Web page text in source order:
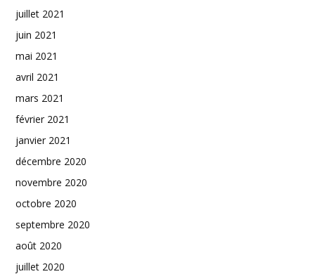
juillet 2021
juin 2021
mai 2021
avril 2021
mars 2021
février 2021
janvier 2021
décembre 2020
novembre 2020
octobre 2020
septembre 2020
août 2020
juillet 2020